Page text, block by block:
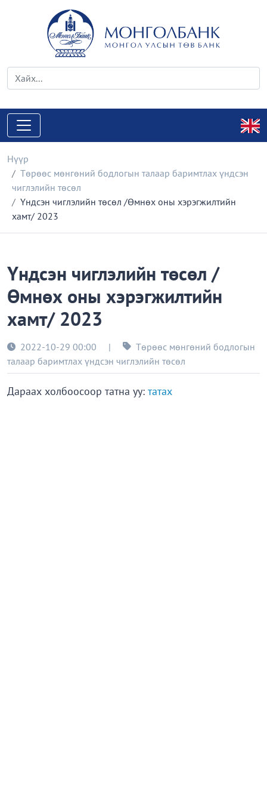
Нүүр
Төрөөс мөнгөний бодлогын талаар баримтлах үндсэн
чиглэлийн төсөл
Үндсэн чиглэлийн төсөл /Өмнөх оны хэрэгжилтийн
хамт/ 2023
Үндсэн чиглэлийн төсөл /
Өмнөх оны хэрэгжилтийн
хамт/ 2023
2022-10-29 00:00 |
Төрөөс мөнгөний бодлогын
талаар баримтлах үндсэн чиглэлийн төсөл
Дараах холбоосоор татна уу: татах